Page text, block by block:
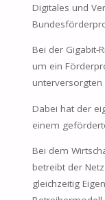
Digitales und
Bei der Gigabit-
um ein
unterversorgten
Dabei hat der
einem
Bei dem
betreibt der
gleichzeitig